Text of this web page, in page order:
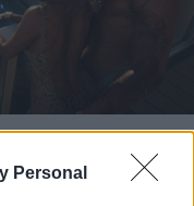
Personal